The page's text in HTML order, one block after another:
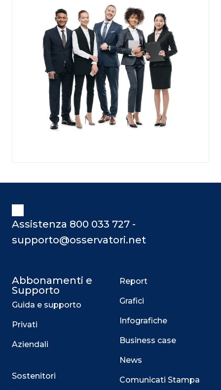
Assistenza 800 033 727 -
supporto@osservatori.net
Abbonamenti e
Supporto
Guida e supporto
Privati
Aziendali
Sostenitori
Report
Grafici
Infografiche
Business case
News
Comunicati Stampa